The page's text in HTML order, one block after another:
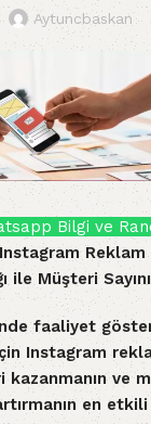
Aytuncbaskan
Bilgi ve
Reklam
ile Müşteri
faaliyet
Instagram
kazanmanın ve
en etkili